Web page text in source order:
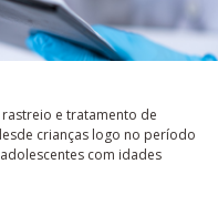
e tratamento de
crianças logo no período
com idades